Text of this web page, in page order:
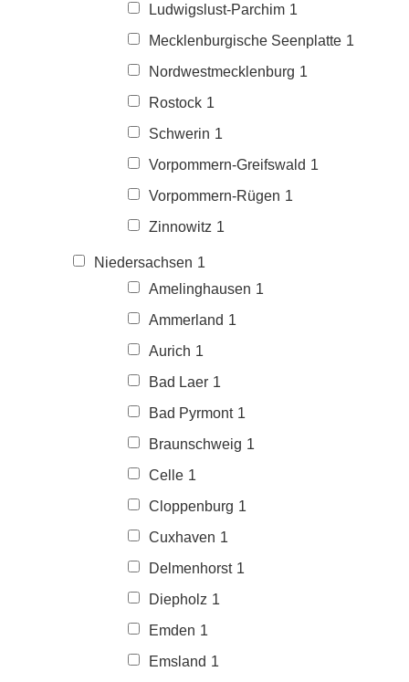
Ludwigslust-Parchim 1
Mecklenburgische Seenplatte 1
Nordwestmecklenburg 1
Rostock 1
Schwerin 1
Vorpommern-Greifswald 1
Vorpommern-Rügen 1
Zinnowitz 1
Niedersachsen 1
Amelinghausen 1
Ammerland 1
Aurich 1
Bad Laer 1
Bad Pyrmont 1
Braunschweig 1
Celle 1
Cloppenburg 1
Cuxhaven 1
Delmenhorst 1
Diepholz 1
Emden 1
Emsland 1